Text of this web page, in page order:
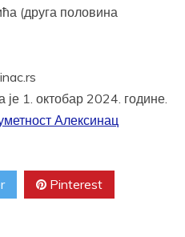
(друга половина
1. октобар 2024. године.
Алексинац
Pinterest